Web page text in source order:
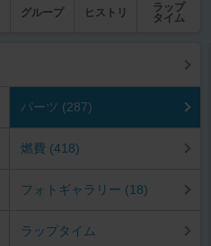
グループ ヒストリ
ラップ
タイム
パーツ (287)
燃費 (418)
フォトギャラリー (18)
ラップタイム